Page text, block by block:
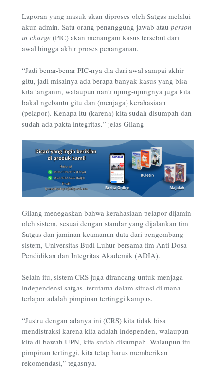
Laporan yang masuk akan diproses oleh Satgas melalui
akun admin. Satu orang penanggung jawab atau person
in charge (PIC) akan menangani kasus tersebut dari
awal hingga akhir proses penanganan.
“Jadi benar-benar PIC-nya dia dari awal sampai akhir
gitu, jadi misalnya ada berapa banyak kasus yang bisa
kita tanganin, walaupun nanti ujung-ujungnya juga kita
bakal ngebantu gitu dan (menjaga) kerahasiaan
(pelapor). Kenapa itu (karena) kita sudah disumpah dan
sudah ada pakta integritas,” jelas Gilang.
Gilang menegaskan bahwa kerahasiaan pelapor dijamin
oleh sistem, sesuai dengan standar yang dijalankan tim
Satgas dan jaminan keamanan data dari pengembang
sistem, Universitas Budi Luhur bersama tim Anti Dosa
Pendidikan dan Integritas Akademik (ADIA).
Selain itu, sistem CRS juga dirancang untuk menjaga
independensi satgas, terutama dalam situasi di mana
terlapor adalah pimpinan tertinggi kampus.
“Justru dengan adanya ini (CRS) kita tidak bisa
mendistraksi karena kita adalah independen, walaupun
kita di bawah UPN, kita sudah disumpah. Walaupun itu
pimpinan tertinggi, kita tetap harus memberikan
rekomendasi,” tegasnya.